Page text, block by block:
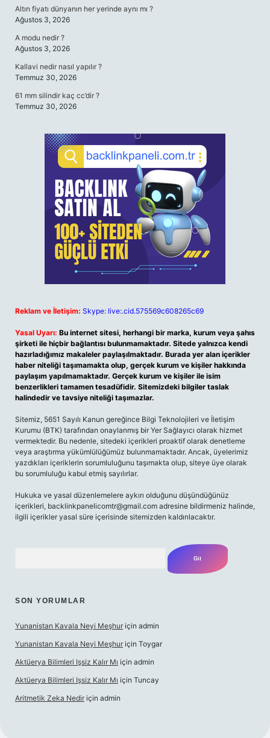
Altın fiyatı dünyanın her yerinde aynı mı ?
Ağustos 3, 2026
A modu nedir ?
Ağustos 3, 2026
Kallavi nedir nasıl yapılır ?
Temmuz 30, 2026
61 mm silindir kaç cc’dir ?
Temmuz 30, 2026
Reklam ve İletişim: Skype: live:.cid.575569c608265c69
Yasal Uyarı: Bu internet sitesi, herhangi bir marka, kurum veya şahıs
şirketi ile hiçbir bağlantısı bulunmamaktadır. Sitede yalnızca kendi
hazırladığımız makaleler paylaşılmaktadır. Burada yer alan içerikler
haber niteliği taşımamakta olup, gerçek kurum ve kişiler hakkında
paylaşım yapılmamaktadır. Gerçek kurum ve kişiler ile isim
benzerlikleri tamamen tesadüfidir. Sitemizdeki bilgiler taslak
halindedir ve tavsiye niteliği taşımazlar.
Sitemiz, 5651 Sayılı Kanun gereğince Bilgi Teknolojileri ve İletişim
Kurumu (BTK) tarafından onaylanmış bir Yer Sağlayıcı olarak hizmet
vermektedir. Bu nedenle, sitedeki içerikleri proaktif olarak denetleme
veya araştırma yükümlülüğümüz bulunmamaktadır. Ancak, üyelerimiz
yazdıkları içeriklerin sorumluluğunu taşımakta olup, siteye üye olarak
bu sorumluluğu kabul etmiş sayılırlar.
Hukuka ve yasal düzenlemelere aykırı olduğunu düşündüğünüz
içerikleri, backlinkpanelicomtr@gmail.com adresine bildirmeniz halinde,
ilgili içerikler yasal süre içerisinde sitemizden kaldırılacaktır.
SON YORUMLAR
Yunanistan Kavala Neyi Meşhur için admin
Yunanistan Kavala Neyi Meşhur için Toygar
Aktüerya Bilimleri Işsiz Kalır Mı için admin
Aktüerya Bilimleri Işsiz Kalır Mı için Tuncay
Aritmetik Zeka Nedir için admin